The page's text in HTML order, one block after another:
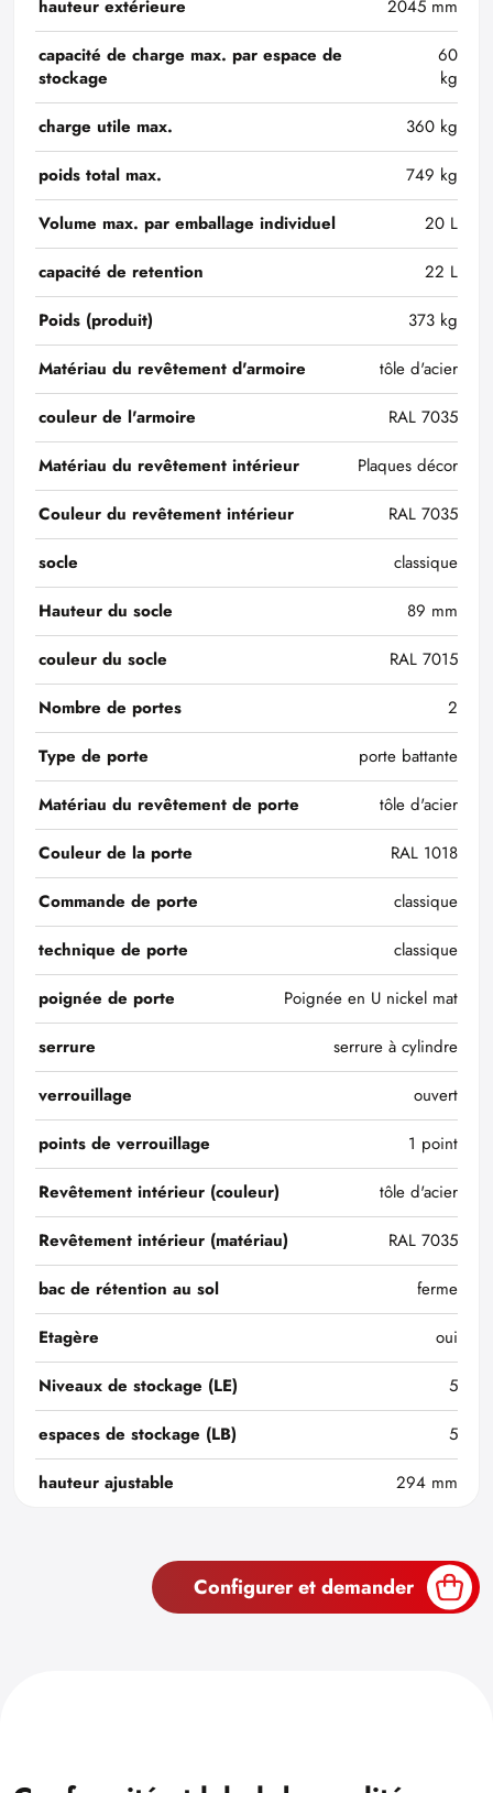
hauteur extérieure
2045 mm
capacité de charge max. par espace de
stockage
60
kg
charge utile max.
360 kg
poids total max.
749 kg
Volume max. par emballage individuel
20 L
capacité de retention
22 L
Poids (produit)
373 kg
Matériau du revêtement d'armoire
tôle d'acier
couleur de l'armoire
RAL 7035
Matériau du revêtement intérieur
Plaques décor
Couleur du revêtement intérieur
RAL 7035
socle
classique
Hauteur du socle
89 mm
couleur du socle
RAL 7015
Nombre de portes
2
Type de porte
porte battante
Matériau du revêtement de porte
tôle d'acier
Couleur de la porte
RAL 1018
Commande de porte
classique
technique de porte
classique
poignée de porte
Poignée en U nickel mat
serrure
serrure à cylindre
verrouillage
ouvert
points de verrouillage
1 point
Revêtement intérieur (couleur)
tôle d'acier
Revêtement intérieur (matériau)
RAL 7035
bac de rétention au sol
ferme
Etagère
oui
Niveaux de stockage (LE)
5
espaces de stockage (LB)
5
hauteur ajustable
294 mm
Configurer et demander